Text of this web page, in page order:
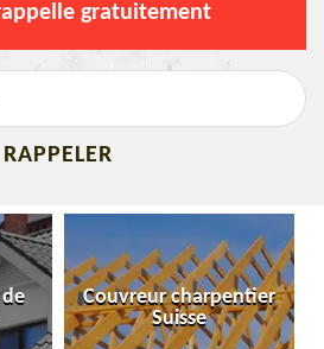
gratuitement
Couvreur charpentier
Suisse